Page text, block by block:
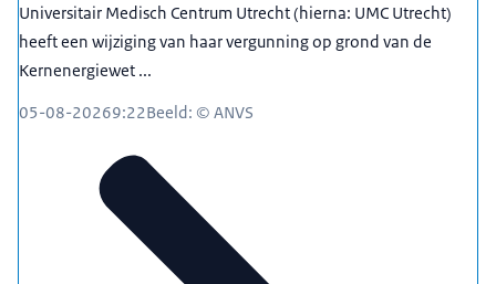
Universitair Medisch Centrum Utrecht (hierna: UMC Utrecht)
heeft een wijziging van haar vergunning op grond van de
Kernenergiewet ...
05-08-20269:22Beeld: © ANVS